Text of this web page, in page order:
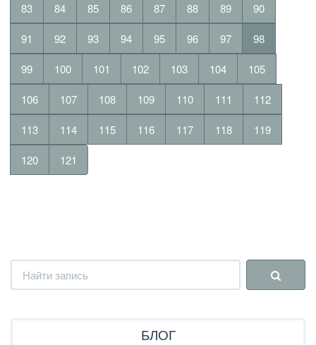
83 84 85 86 87 88 89 90
91 92 93 94 95 96 97 98
99 100 101 102 103 104 105
106 107 108 109 110 111 112
113 114 115 116 117 118 119
120 121
БЛОГ